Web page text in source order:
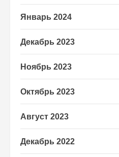
Январь 2024
Декабрь 2023
Ноябрь 2023
Октябрь 2023
Август 2023
Декабрь 2022